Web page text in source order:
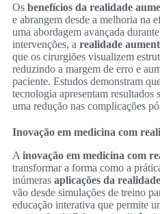
Os benefícios da realidade
e abrangem desde a melhoria na
uma abordagem avançada
intervenções, a realidade
que os cirurgiões visualizem
reduzindo a margem de erro e
paciente. Estudos demonstram
tecnologia apresentam
uma redução nas complicações
Inovação em medicina com
A inovação em medicina com
transformar a forma como a
inúmeras aplicações da
vão desde simulações de treino
educação interativa que permite